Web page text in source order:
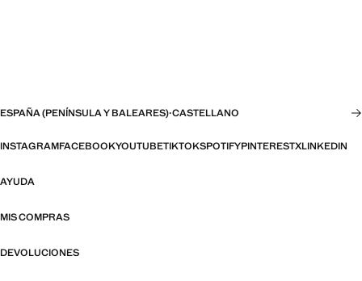
ESPAÑA (PENÍNSULA Y BALEARES)·CASTELLANO
INSTAGRAMFACEBOOKYOUTUBETIKTOKSPOTIFYPINTERESTXLINKEDIN
AYUDA
MIS COMPRAS
DEVOLUCIONES